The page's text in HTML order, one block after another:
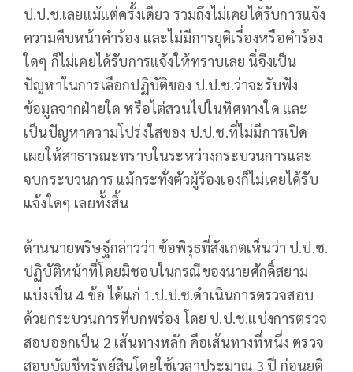
ป.ป.ช.เลยแม้แต่ครั้งเดียว รวมถึงไม่เคยได้รับการแจ้ง
ความคืบหน้าคำร้อง และไม่มีการยุติเรื่องหรือคำร้อง
ใดๆ ก็ไม่เคยได้รับการแจ้งให้ทราบเลย นี่จึงเป็น
ปัญหาในการเลือกปฏิบัติของ ป.ป.ช.ว่าจะรับฟัง
ข้อมูลจากฝ่ายใด หรือไต่สวนไปในทิศทางใด และ
เป็นปัญหาความโปร่งใสของ ป.ป.ช.ที่ไม่มีการเปิด
เผยให้สาธารณะทราบในระหว่างกระบวนการและ
จบกระบวนการ แม้กระทั่งตัวผู้ร้องเองก็ไม่เคยได้รับ
แจ้งใดๆ เลยทั้งสิ้น
ด้านนายพริษฐ์กล่าวว่า ข้อพิรุธที่สังเกตเห็นว่า ป.ป.ช.
ปฏิบัติหน้าที่โดยมิชอบในกรณีของนายศักดิ์สยาม
แบ่งเป็น 4 ข้อ ได้แก่ 1.ป.ป.ช.ดำเนินการตรวจสอบ
ด้วยกระบวนการที่บกพร่อง โดย ป.ป.ช.แบ่งการตรวจ
สอบออกเป็น 2 เส้นทางหลัก คือเส้นทางที่หนึ่ง ตรวจ
สอบบัญชีทรัพย์สินโดยใช้เวลาประมาณ 3 ปี ก่อนยุติ